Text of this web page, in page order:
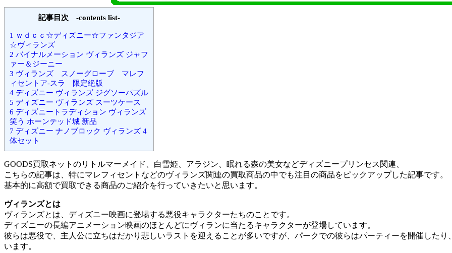
記事目次 -contents list-
1 ｗｄｃｃ☆ディズニー☆ファンタジア
☆ヴィランズ
2 バイナルメーション ヴィランズ ジャフ
ァー＆ジーニー
3 ヴィランズ スノーグローブ マレフ
ィセントア-スラ 限定絶版
4 ディズニー ヴィランズ ジグソーパズル
5 ディズニー ヴィランズ スーツケース
6 ディズニートラディション ヴィランズ
笑う ホーンテッド城 新品
7 ディズニー ナノブロック ヴィランズ 4
体セット
GOODS買取ネットのリトルマーメイド、白雪姫、アラジン、眠れる森の美女などディズニープリンセス関連、
こちらの記事は、特にマレフィセントなどのヴィランズ関連の買取商品の中でも注目の商品をピックアップした記事です。
基本的に高額で買取できる商品のご紹介を行っていきたいと思います。
ヴィランズとは
ヴィランズとは、ディズニー映画に登場する悪役キャラクターたちのことです。
ディズニーの長編アニメーション映画のほとんどにヴィランに当たるキャラクターが登場しています。
彼らは悪役で、主人公に立ちはだかり悲しいラストを迎えることが多いですが、パークでの彼らはパーティーを開催した
います。